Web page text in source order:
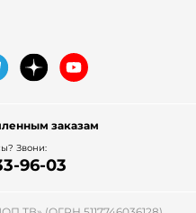
заказам
Звони:
96-03